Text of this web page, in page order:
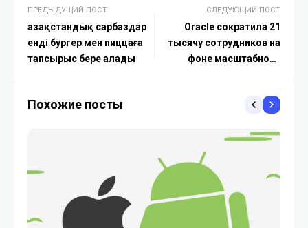
ПРЕДЫДУЩИЙ ПОСТ
Қазақстандық сарбаздар
енді бургер мен пиццаға
тапсырыс бере алады
СЛЕДУЮЩИЙ ПОСТ
Oracle сократила 21
тысячу сотрудников на
фоне масштабного
Похожие посты